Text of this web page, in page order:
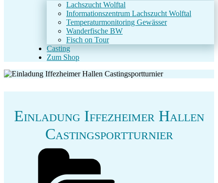
Lachszucht Wolftal
Informationszentrum Lachszucht Wolftal
Temperaturmonitoring Gewässer
Wanderfische BW
Fisch on Tour
Casting
Zum Shop
Einladung Iffezheimer Hallen
Castingsportturnier